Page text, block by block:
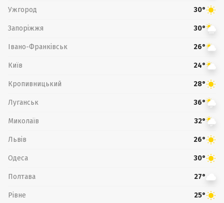
Ужгород 30°
Запоріжжя 30°
Івано-Франківськ 26°
Київ 24°
Кропивницький 28°
Луганськ 36°
Миколаїв 32°
Львів 26°
Одеса 30°
Полтава 27°
Рівне 25°